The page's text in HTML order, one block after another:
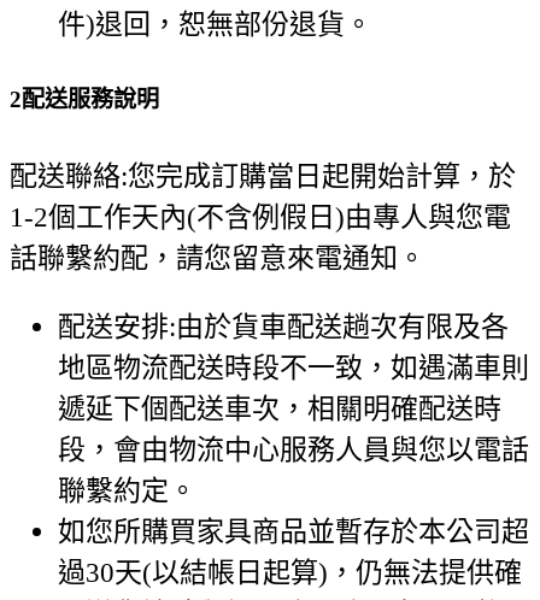
件)退回，恕無部份退貨。
2配送服務說明
配送聯絡:您完成訂購當日起開始計算，於
1-2個工作天內(不含例假日)由專人與您電
話聯繫約配，請您留意來電通知。
配送安排:由於貨車配送趟次有限及各
地區物流配送時段不一致，如遇滿車則
遞延下個配送車次，相關明確配送時
段，會由物流中心服務人員與您以電話
聯繫約定。
如您所購買家具商品並暫存於本公司超
過30天(以結帳日起算)，仍無法提供確